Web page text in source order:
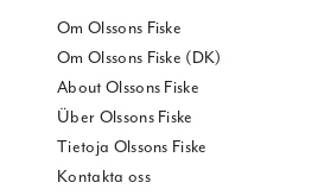
Om Olssons Fiske
Om Olssons Fiske (DK)
About Olssons Fiske
Über Olssons Fiske
Tietoja Olssons Fiske
Kontakta oss